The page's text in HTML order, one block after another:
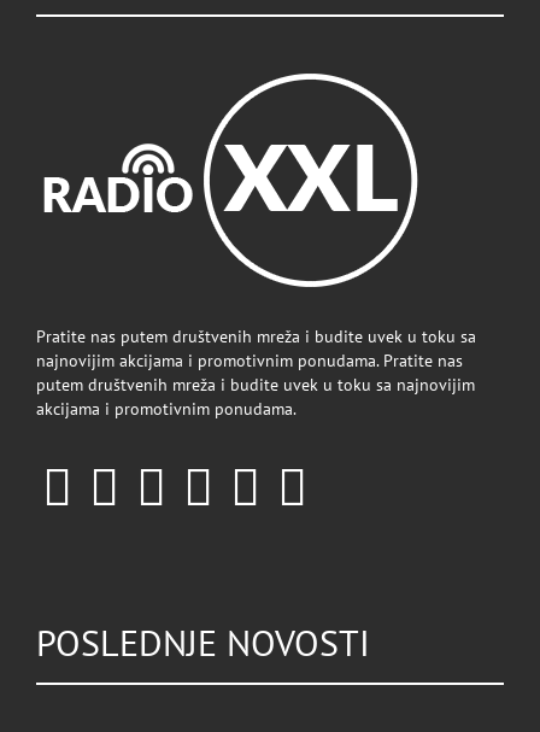
Pratite nas putem društvenih mreža i budite uvek u toku sa
najnovijim akcijama i promotivnim ponudama. Pratite nas
putem društvenih mreža i budite uvek u toku sa najnovijim
akcijama i promotivnim ponudama.
POSLEDNJE NOVOSTI